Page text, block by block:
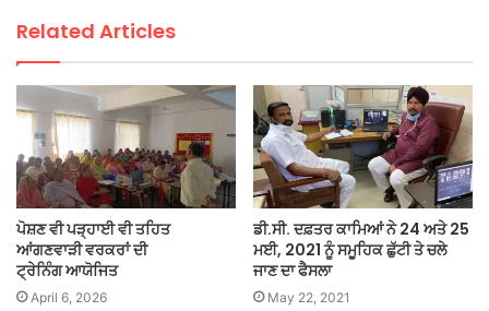
Related Articles
ਪੋਸ਼ਣ ਵੀ ਪੜ੍ਹਾਈ ਵੀ ਤਹਿਤ
ਆਂਗਣਵਾੜੀ ਵਰਕਰਾਂ ਦੀ
ਟ੍ਰੇਨਿੰਗ ਆਯੋਜਿਤ
April 6, 2026
ਡੀ.ਸੀ. ਦਫ਼ਤਰ ਕਾਮਿਆਂ ਨੇ 24 ਅਤੇ 25
ਮਈ, 2021 ਨੂੰ ਸਮੂਹਿਕ ਛੁੱਟੀ ਤੇ ਚਲੇ
ਜਾਣ ਦਾ ਫੈਸਲਾ
May 22, 2021